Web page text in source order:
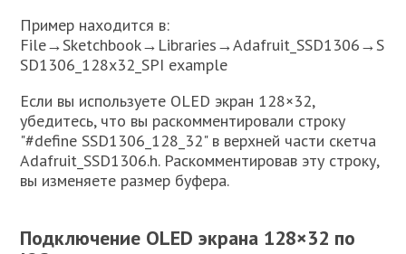
Пример находится в:
File→Sketchbook→Libraries→Adafruit_SSD1306→S
SD1306_128x32_SPI example
Если вы используете OLED экран 128×32,
убедитесь, что вы раскомментировали строку
"#define SSD1306_128_32" в верхней части скетча
Adafruit_SSD1306.h. Раскомментировав эту строку,
вы изменяете размер буфера.
Подключение OLED экрана 128×32 по